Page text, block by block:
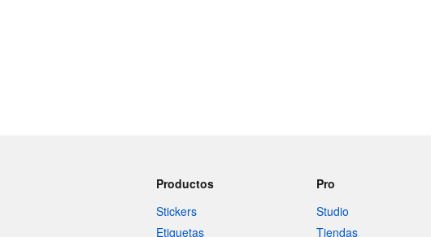
Productos
Stickers
Etiquetas
Pro
Studio
Tiendas